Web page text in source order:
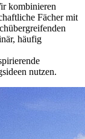
kombinieren
Fächer mit
häufig
nutzen.